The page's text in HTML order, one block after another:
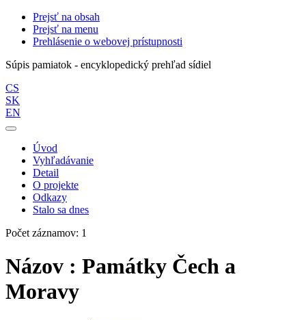
Prejsť na obsah
Prejsť na menu
Prehlásenie o webovej prístupnosti
Súpis pamiatok - encyklopedický prehľad sídiel
CS
SK
EN
Úvod
Vyhľadávanie
Detail
O projekte
Odkazy
Stalo sa dnes
Počet záznamov: 1
Názov : Památky Čech a
Moravy